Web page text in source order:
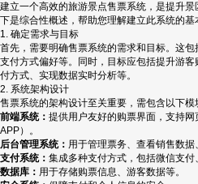
建立一个高效的旅游景点售票系统，是提升
下是综合性概述，帮助您理解建立此系统的基
1. 确定需求与目标
首先，需要明确售票系统的需求和目标。这包
支付方式偏好等。同时，目标应包括提升游
付方式、实现数据实时分析等。
2. 系统架构设计
售票系统的架构设计至关重要，需包含以下模
前端系统： 提供用户友好的购票界面，支持网
APP）。
后台管理系统： 用于管理票务、查看销售数据
支付系统： 集成多种支付方式，包括微信支付
数据库： 用于存储购票信息、游客数据等。